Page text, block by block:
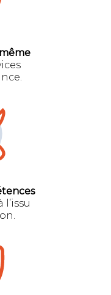
l’issu